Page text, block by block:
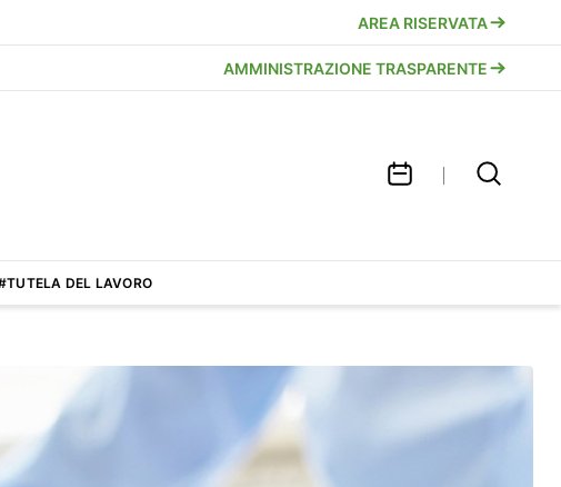
AREA RISERVATA
AMMINISTRAZIONE TRASPARENTE
DEL LAVORO